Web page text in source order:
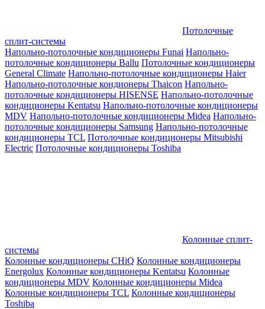
Потолочные
сплит-системы
Напольно-потолочные кондиционеры Funai Напольно-
потолочные кондиционеры Ballu Потолочные кондиционеры
General Climate Напольно-потолочные кондиционеры Haier
Напольно-потолочные кондионеры Thaicon Напольно-
потолочные кондиционеры HISENSE Напольно-потолочные
кондиционеры Kentatsu Напольно-потолочные кондиционеры
MDV Напольно-потолочные кондиционеры Midea Напольно-
потолочные кондиционеры Samsung Напольно-потолочные
кондиционеры TCL Потолочные кондиционеры Mitsubishi
Electric Потолочные кондиционеры Toshiba
Колонные сплит-
системы
Колонные кондиционеры CHiQ Колонные кондиционеры
Energolux Колонные кондиционеры Kentatsu Колонные
кондиционеры MDV Колонные кондиционеры Midea
Колонные кондиционеры TCL Колонные кондиционеры
Toshiba